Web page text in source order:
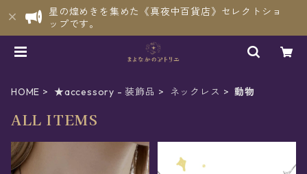
星の煌めきを集めた《真夜中百貨店》セレクトショ
ップです。
HOME ★accessory - 装飾品 ネックレス 動物
ALL ITEMS